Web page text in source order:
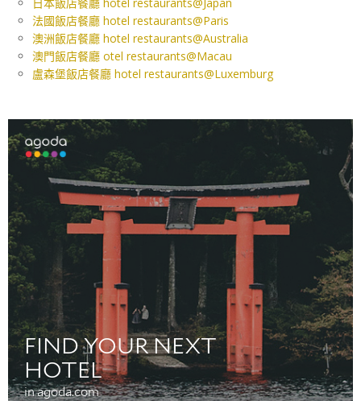
法國飯店餐廳 hotel restaurants@Paris
澳洲飯店餐廳 hotel restaurants@Australia
澳門飯店餐廳 otel restaurants@Macau
盧森堡飯店餐廳 hotel restaurants@Luxemburg